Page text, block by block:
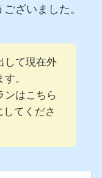
ざいました。
して現在外
。
ンはこちら
てくださ